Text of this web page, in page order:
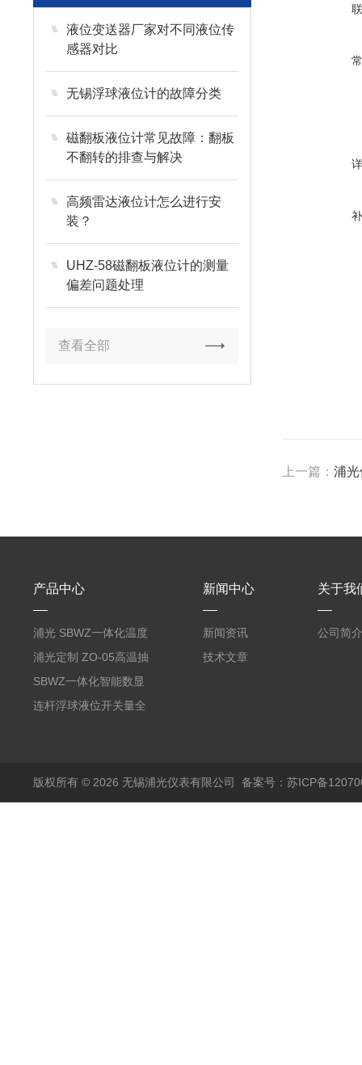
液位变送器厂家对不同液位传
感器对比
无锡浮球液位计的故障分类
磁翻板液位计常见故障：翻板
不翻转的排查与解决
高频雷达液位计怎么进行安
装？
UHZ-58磁翻板液位计的测量
偏差问题处理
查看全部
上一篇：浦光
产品中心
浦光 SBWZ一体化温度
变送器传感器 防爆热电
阻PT100 数显远传4-
20mA2
浦光定制 ZO-05高温抽
气式氧化锆分析仪 防爆
耐腐蚀检测仪
SBWZ一体化智能数显
温度变送器传感器防爆
连杆浮球液位开关量全
新闻中心
新闻资讯
技术文章
关于我
公司简介
版权所有 © 2026 无锡浦光仪表有限公司 备案号：苏ICP备